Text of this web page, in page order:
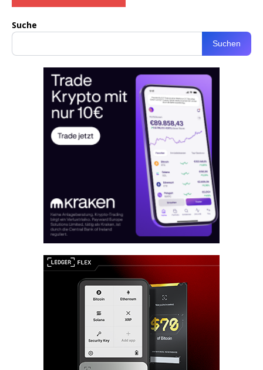
Suche
Suchen